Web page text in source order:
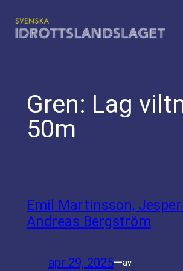
till
Gren: Lag
50m
Emil Martinsson, Jesper
Andreas Bergström
apr 29, 2025—av